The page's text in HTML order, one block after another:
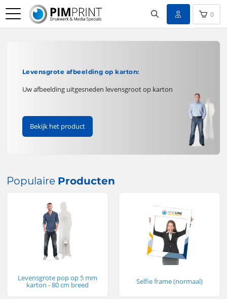
0
Levensgrote afbeelding op karton:
Uw afbeelding uitgesneden levensgroot op karton
Bekijk het product
Populaire Producten
Levensgrote pop op 5 mm
karton - 80 cm breed Selfie frame (normaal)